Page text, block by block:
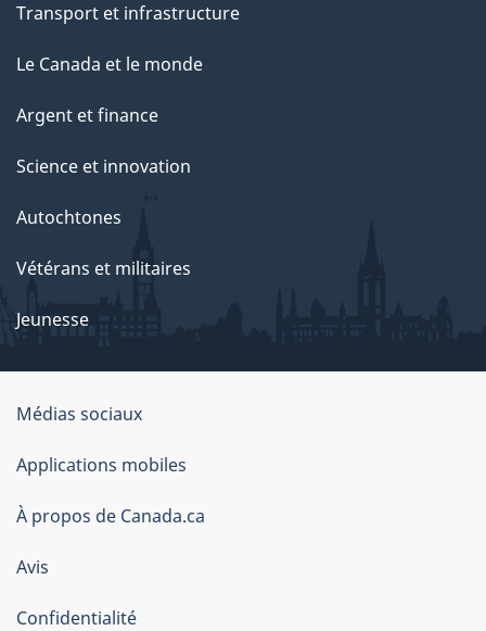
a
g
Transport et infrastructure
Le Canada et le monde
Argent et finance
Science et innovation
Autochtones
Vétérans et militaires
Jeunesse
À
propos
de
ce
Médias sociaux
Applications mobiles
À propos de Canada.ca
Avis
Confidentialité